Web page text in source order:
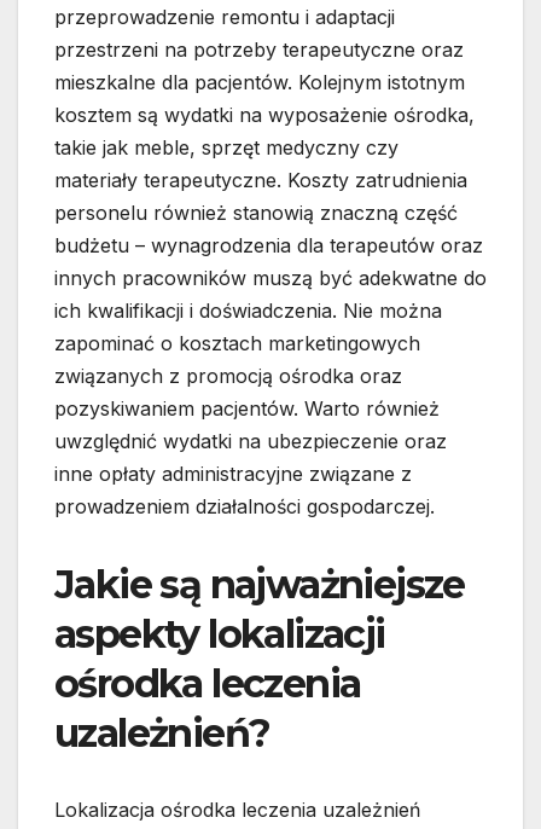
przeprowadzenie remontu i adaptacji
przestrzeni na potrzeby terapeutyczne oraz
mieszkalne dla pacjentów. Kolejnym istotnym
kosztem są wydatki na wyposażenie ośrodka,
takie jak meble, sprzęt medyczny czy
materiały terapeutyczne. Koszty zatrudnienia
personelu również stanowią znaczną część
budżetu – wynagrodzenia dla terapeutów oraz
innych pracowników muszą być adekwatne do
ich kwalifikacji i doświadczenia. Nie można
zapominać o kosztach marketingowych
związanych z promocją ośrodka oraz
pozyskiwaniem pacjentów. Warto również
uwzględnić wydatki na ubezpieczenie oraz
inne opłaty administracyjne związane z
prowadzeniem działalności gospodarczej.
Jakie są najważniejsze
aspekty lokalizacji
ośrodka leczenia
uzależnień?
Lokalizacja ośrodka leczenia uzależnień